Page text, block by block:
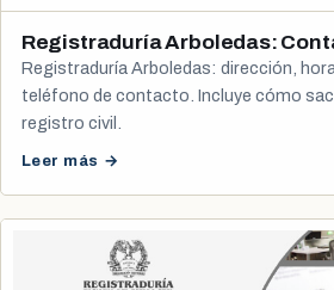
Registraduría Arboledas:
Registraduría Arboledas: dirección,
teléfono de contacto. Incluye cómo
registro civil.
Leer más →